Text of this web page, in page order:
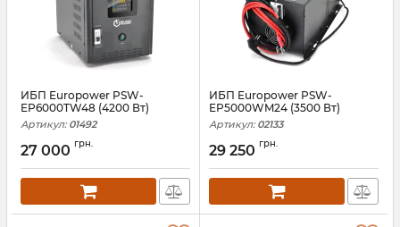
ИБП Europower PSW-
EP6000TW48 (4200 Вт)
Артикул: 01492
27 000 грн.
ИБП Europower PSW-
EP5000WM24 (3500 Вт)
Артикул: 02133
29 250 грн.